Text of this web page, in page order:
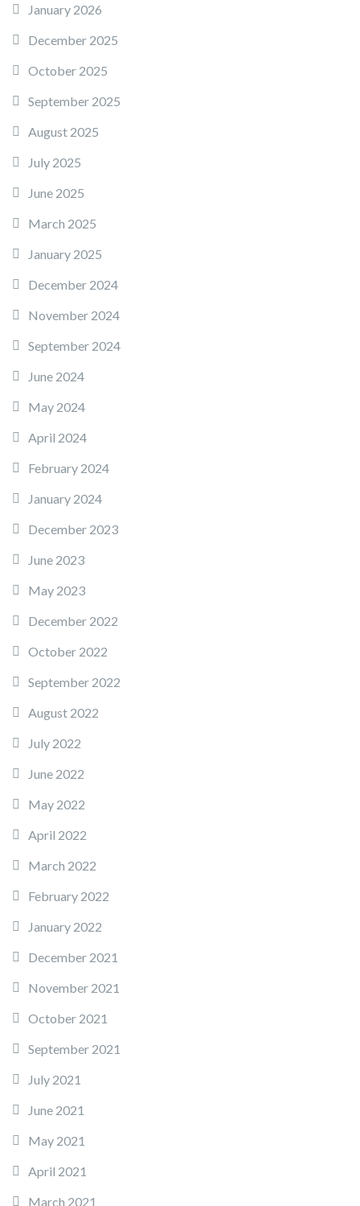
January 2026
December 2025
October 2025
September 2025
August 2025
July 2025
June 2025
March 2025
January 2025
December 2024
November 2024
September 2024
June 2024
May 2024
April 2024
February 2024
January 2024
December 2023
June 2023
May 2023
December 2022
October 2022
September 2022
August 2022
July 2022
June 2022
May 2022
April 2022
March 2022
February 2022
January 2022
December 2021
November 2021
October 2021
September 2021
July 2021
June 2021
May 2021
April 2021
March 2021